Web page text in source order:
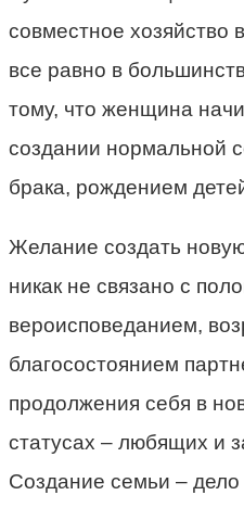
совместное хозяйство
все равно в
тому, что женщина
создании нормальной
брака, рождением
Желание создать
никак не связано с
вероисповеданием,
благосостоянием
продолжения себя в
статусах – любящих и
Создание семьи –